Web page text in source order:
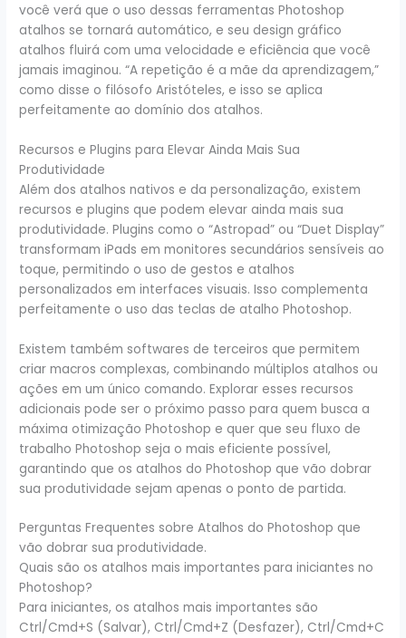
você verá que o uso dessas ferramentas Photoshop
atalhos se tornará automático, e seu design gráfico
atalhos fluirá com uma velocidade e eficiência que você
jamais imaginou. “A repetição é a mãe da aprendizagem,”
como disse o filósofo Aristóteles, e isso se aplica
perfeitamente ao domínio dos atalhos.
Recursos e Plugins para Elevar Ainda Mais Sua
Produtividade
Além dos atalhos nativos e da personalização, existem
recursos e plugins que podem elevar ainda mais sua
produtividade. Plugins como o “Astropad” ou “Duet Display”
transformam iPads em monitores secundários sensíveis ao
toque, permitindo o uso de gestos e atalhos
personalizados em interfaces visuais. Isso complementa
perfeitamente o uso das teclas de atalho Photoshop.
Existem também softwares de terceiros que permitem
criar macros complexas, combinando múltiplos atalhos ou
ações em um único comando. Explorar esses recursos
adicionais pode ser o próximo passo para quem busca a
máxima otimização Photoshop e quer que seu fluxo de
trabalho Photoshop seja o mais eficiente possível,
garantindo que os atalhos do Photoshop que vão dobrar
sua produtividade sejam apenas o ponto de partida.
Perguntas Frequentes sobre Atalhos do Photoshop que
vão dobrar sua produtividade.
Quais são os atalhos mais importantes para iniciantes no
Photoshop?
Para iniciantes, os atalhos mais importantes são
Ctrl/Cmd+S (Salvar), Ctrl/Cmd+Z (Desfazer), Ctrl/Cmd+C